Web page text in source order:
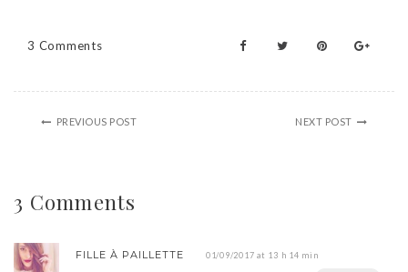
3 Comments
PREVIOUS POST NEXT POST
3 Comments
FILLE À PAILLETTE 01/09/2017 at 13 h 14 min